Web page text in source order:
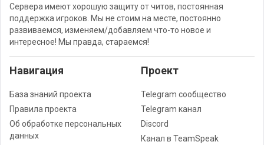
Сервера имеют хорошую защиту от читов, постоянная
поддержка игроков. Мы не стоим на месте, постоянно
развиваемся, изменяем/добавляем что-то новое и
интересное! Мы правда, стараемся!
Навигация
База знаний проекта
Правила проекта
Об обработке персональных
данных
Проект
Telegram сообщество
Telegram канал
Discord
Канал в TeamSpeak